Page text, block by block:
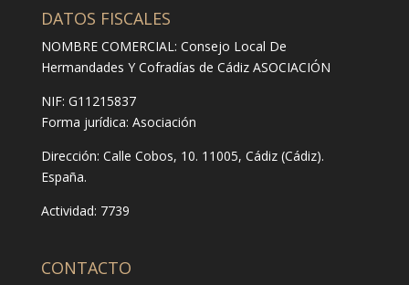
DATOS FISCALES
NOMBRE COMERCIAL: Consejo Local De
Hermandades Y Cofradías de Cádiz ASOCIACIÓN
NIF: G11215837
Forma jurídica: Asociación
Dirección: Calle Cobos, 10. 11005, Cádiz (Cádiz).
España.
Actividad: 7739
CONTACTO